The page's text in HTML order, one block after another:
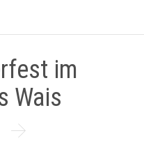
im
Wais
